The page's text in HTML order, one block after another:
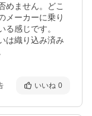
めません。どこ
メーカーに乗り
感じです。
は織り込み済み
いいね 0